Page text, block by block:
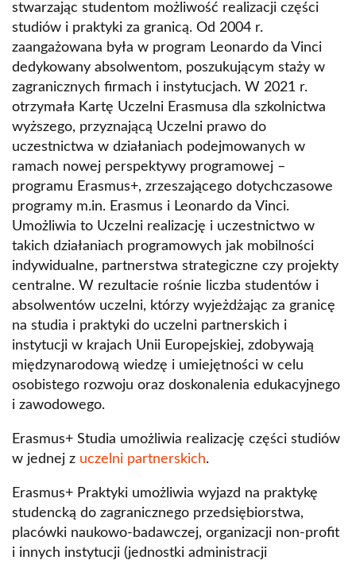
stwarzając studentom możliwość realizacji części
studiów i praktyki za granicą. Od 2004 r.
zaangażowana była w program Leonardo da Vinci
dedykowany absolwentom, poszukującym staży w
zagranicznych firmach i instytucjach. W 2021 r.
otrzymała Kartę Uczelni Erasmusa dla szkolnictwa
wyższego, przyznającą Uczelni prawo do
uczestnictwa w działaniach podejmowanych w
ramach nowej perspektywy programowej –
programu Erasmus+, zrzeszającego dotychczasowe
programy m.in. Erasmus i Leonardo da Vinci.
Umożliwia to Uczelni realizację i uczestnictwo w
takich działaniach programowych jak mobilności
indywidualne, partnerstwa strategiczne czy projekty
centralne. W rezultacie rośnie liczba studentów i
absolwentów uczelni, którzy wyjeżdżając za granicę
na studia i praktyki do uczelni partnerskich i
instytucji w krajach Unii Europejskiej, zdobywają
międzynarodową wiedzę i umiejętności w celu
osobistego rozwoju oraz doskonalenia edukacyjnego
i zawodowego.
Erasmus+ Studia umożliwia realizację części studiów
w jednej z uczelni partnerskich.
Erasmus+ Praktyki umożliwia wyjazd na praktykę
studencką do zagranicznego przedsiębiorstwa,
placówki naukowo-badawczej, organizacji non-profit
i innych instytucji (jednostki administracji